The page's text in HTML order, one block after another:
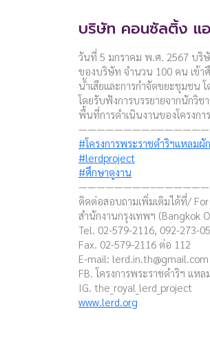
บริษัท คอนซัลติ้ง แ
วันที่ 5 มกราคม พ.ศ. 2567 บริ
ของบริษัท จำนวน 100 คน เข้า
น้ำเสียและการกำจัดขยะชุมชน
โดยรับฟังการบรรยายจากนักวิ
พื้นที่การดำเนินงานของโครงก
#โครงการพระราชดำริฯแหลมผั
#lerdproject
#ศึกษาดูงาน
ติดต่อสอบถามเพิ่มเติมได้ที่/
สำนักงานกรุงเทพฯ (Bangkok
Tel. 02-579-2116, 092-273-
Fax. 02-579-2116 ต่อ 112
E-mail: lerd.in.th@gmail.com
FB. โครงการพระราชดำริฯ แหล
IG. the_royal_lerd_project
www.lerd.org